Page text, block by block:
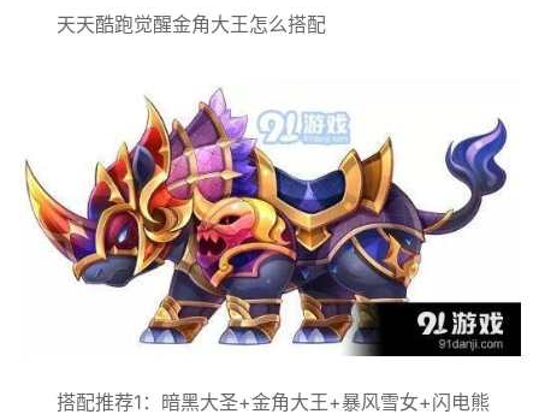
天天酷跑觉醒金角大王怎么搭配
搭配推荐1：暗黑大圣+金角大王+暴风雪女+闪电熊